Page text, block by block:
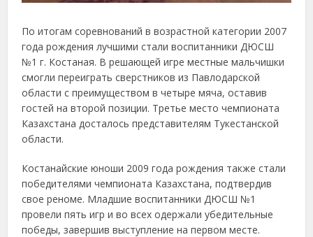
По итогам соревнований в возрастной категории 2007
года рождения лучшими стали воспитанники ДЮСШ
№1 г. Костаная. В решающей игре местные мальчишки
смогли переиграть сверстников из Павлодарской
области с преимуществом в четыре мяча, оставив
гостей на второй позиции. Третье место чемпионата
Казахстана досталось представителям Тукестанской
области.
Костанайские юноши 2009 года рождения также стали
победителями чемпионата Казахстана, подтвердив
свое реноме. Младшие воспитанники ДЮСШ №1
провели пять игр и во всех одержали убедительные
победы, завершив выступление на первом месте.